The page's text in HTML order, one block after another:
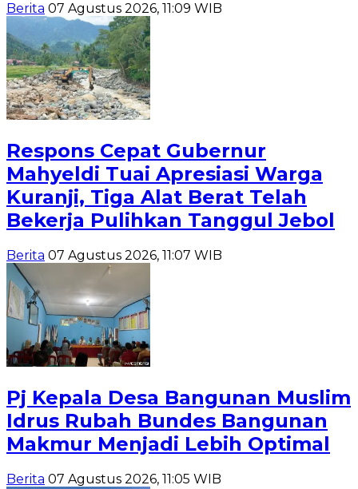
Berita 07 Agustus 2026, 11:09 WIB
Respons Cepat Gubernur
Mahyeldi Tuai Apresiasi Warga
Kuranji, Tiga Alat Berat Telah
Bekerja Pulihkan Tanggul Jebol
Berita 07 Agustus 2026, 11:07 WIB
Pj Kepala Desa Bangunan Muslim
Idrus Rubah Bundes Bangunan
Makmur Menjadi Lebih Optimal
Berita 07 Agustus 2026, 11:05 WIB